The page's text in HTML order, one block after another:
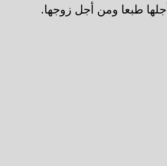
طبعا ومن أجل زوجها.